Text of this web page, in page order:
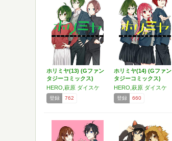
ホリミヤ(13) (Gファン
タジーコミックス)
HERO,萩原 ダイスケ
登録 762
ホリミヤ(14) (Gファン
タジーコミックス)
HERO,萩原 ダイスケ
登録 660